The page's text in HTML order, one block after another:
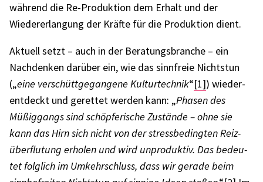
während die Re-Produk­tion dem Erhalt und der
Wieder­erlan­gung der Kräfte für die Produk­tion dient.
Aktu­ell setzt – auch in der Bera­tungs­bran­che – ein
Nach­den­ken darüber ein, wie das sinn­freie Nichts­tun
(„eine verschütt­ge­gan­gene Kultur­tech­nik“[1]) wieder­
ent­deckt und geret­tet werden kann: „Phasen des
Müßig­gangs sind schöp­fe­ri­sche Zustände – ohne sie
kann das Hirn sich nicht von der stress­be­ding­ten Reiz­
über­flu­tung erho­len und wird unpro­duk­tiv. Das bedeu­
tet folg­lich im Umkehr­schluss, dass wir gerade beim